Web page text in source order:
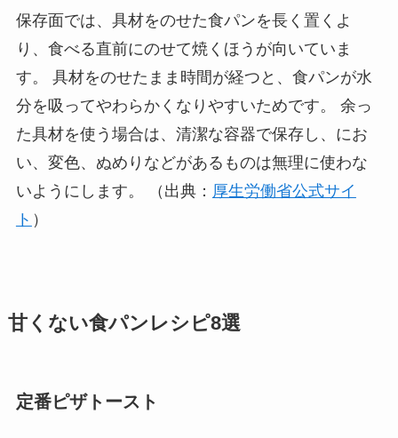
保存面では、具材をのせた食パンを長く置くよ
り、食べる直前にのせて焼くほうが向いていま
す。 具材をのせたまま時間が経つと、食パンが水
分を吸ってやわらかくなりやすいためです。 余っ
た具材を使う場合は、清潔な容器で保存し、にお
い、変色、ぬめりなどがあるものは無理に使わな
いようにします。 （出典： 厚生労働省公式サイ
ト ）
甘くない食パンレシピ8選
定番ピザトースト